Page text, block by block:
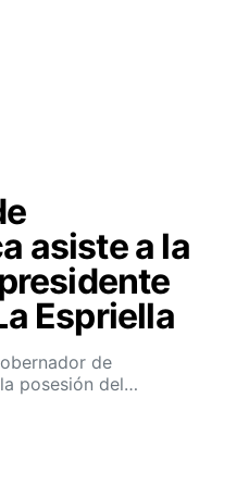
asiste a la
Espriella
de
posesión del…